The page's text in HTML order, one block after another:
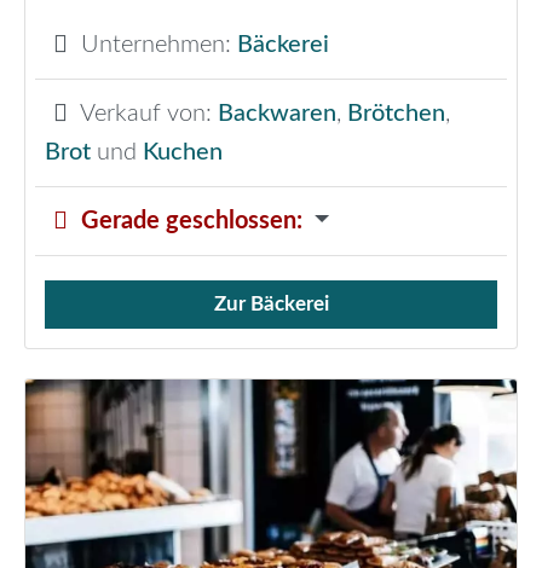
Unternehmen: Bäckerei
Verkauf von: Backwaren, Brötchen,
Brot und Kuchen
Gerade geschlossen:
Verkauf von Brötchen,
Zur Bäckerei